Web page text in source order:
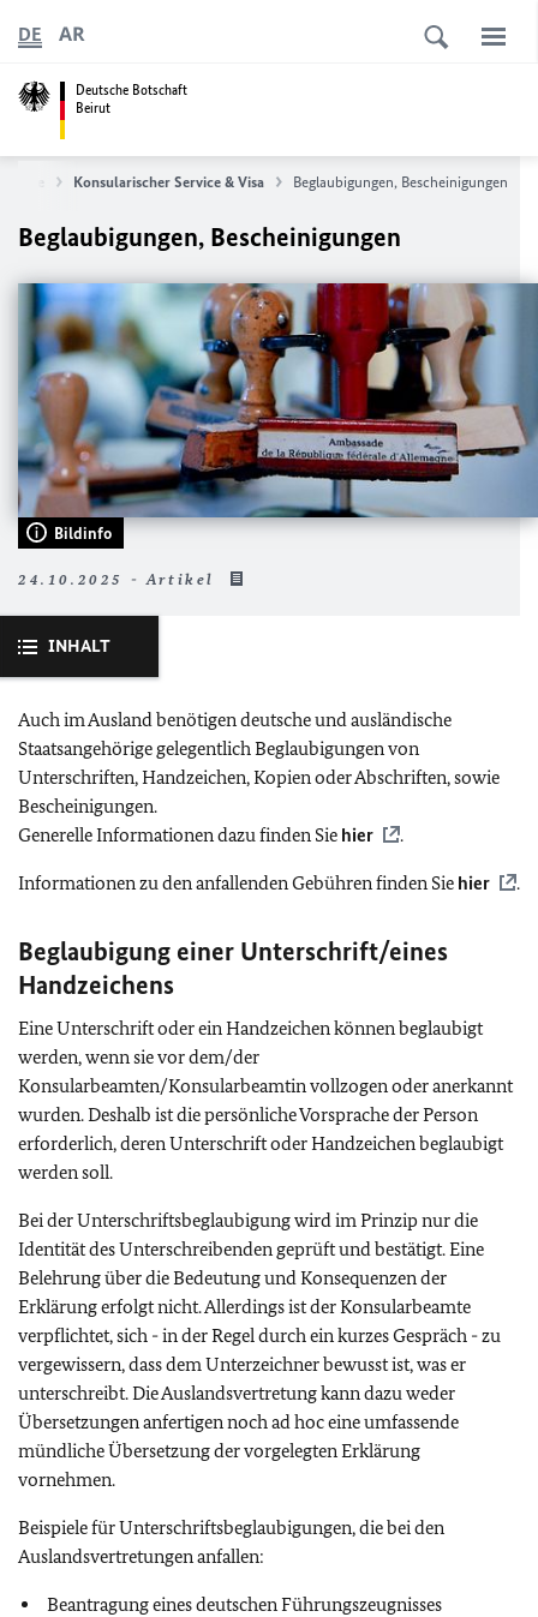
Deutsche Botschaft
Beirut
DE AR
Konsularischer Service & Visa Beglaubigungen, Bescheinigungen
Beglaubigungen, Bescheinigungen
Bildinfo
24.10.2025 - Artikel
INHALT
Auch im Ausland benötigen deutsche und ausländische
Staatsangehörige gelegentlich Beglaubigungen von
Unterschriften, Handzeichen, Kopien oder Abschriften, sowie
Bescheinigungen.
Generelle Informationen dazu finden Sie hier .
Informationen zu den anfallenden Gebühren finden Sie hier .
Beglaubigung einer Unterschrift/eines
Handzeichens
Eine Unterschrift oder ein Handzeichen können beglaubigt
werden, wenn sie vor dem/der
Konsularbeamten/Konsularbeamtin vollzogen oder anerkannt
wurden. Deshalb ist die persönliche Vorsprache der Person
erforderlich, deren Unterschrift oder Handzeichen beglaubigt
werden soll.
Bei der Unterschriftsbeglaubigung wird im Prinzip nur die
Identität des Unterschreibenden geprüft und bestätigt. Eine
Belehrung über die Bedeutung und Konsequenzen der
Erklärung erfolgt nicht. Allerdings ist der Konsularbeamte
verpflichtet, sich - in der Regel durch ein kurzes Gespräch - zu
vergewissern, dass dem Unterzeichner bewusst ist, was er
unterschreibt. Die Auslandsvertretung kann dazu weder
Übersetzungen anfertigen noch ad hoc eine umfassende
mündliche Übersetzung der vorgelegten Erklärung
vornehmen.
Beispiele für Unterschriftsbeglaubigungen, die bei den
Auslandsvertretungen anfallen:
Beantragung eines deutschen Führungszeugnisses